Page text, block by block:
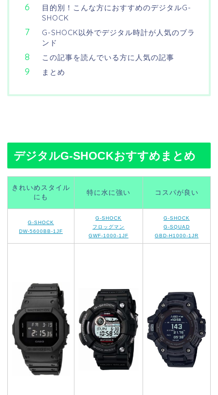
目的別！こんな方におすすめのデジタルG-
SHOCK
G-SHOCK以外でデジタル時計が人気のブラ
ンド
この記事を読んでいる方に人気の記事
まとめ
デジタルG-SHOCKおすすめまとめ
きれいめスタイル
にも
特に水に強い コスパが良い
G-SHOCK
DW-5600BB-1JF
G-SHOCK
フロッグマン
GWF-1000-1JF
G-SHOCK
G-SQUAD
GBD-H1000-1JR